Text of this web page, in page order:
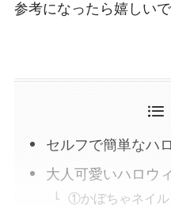
参考になったら嬉しい
セルフで簡単なハ
大人可愛いハロウ
①かぼちゃネイル